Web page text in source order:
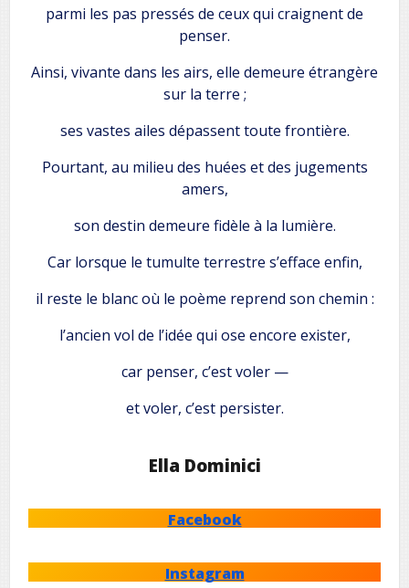
parmi les pas pressés de ceux qui craignent de
penser.
Ainsi, vivante dans les airs, elle demeure étrangère
sur la terre ;
ses vastes ailes dépassent toute frontière.
Pourtant, au milieu des huées et des jugements
amers,
son destin demeure fidèle à la lumière.
Car lorsque le tumulte terrestre s’efface enfin,
il reste le blanc où le poème reprend son chemin :
l’ancien vol de l’idée qui ose encore exister,
car penser, c’est voler —
et voler, c’est persister.
Ella Dominici
Facebook
Instagram